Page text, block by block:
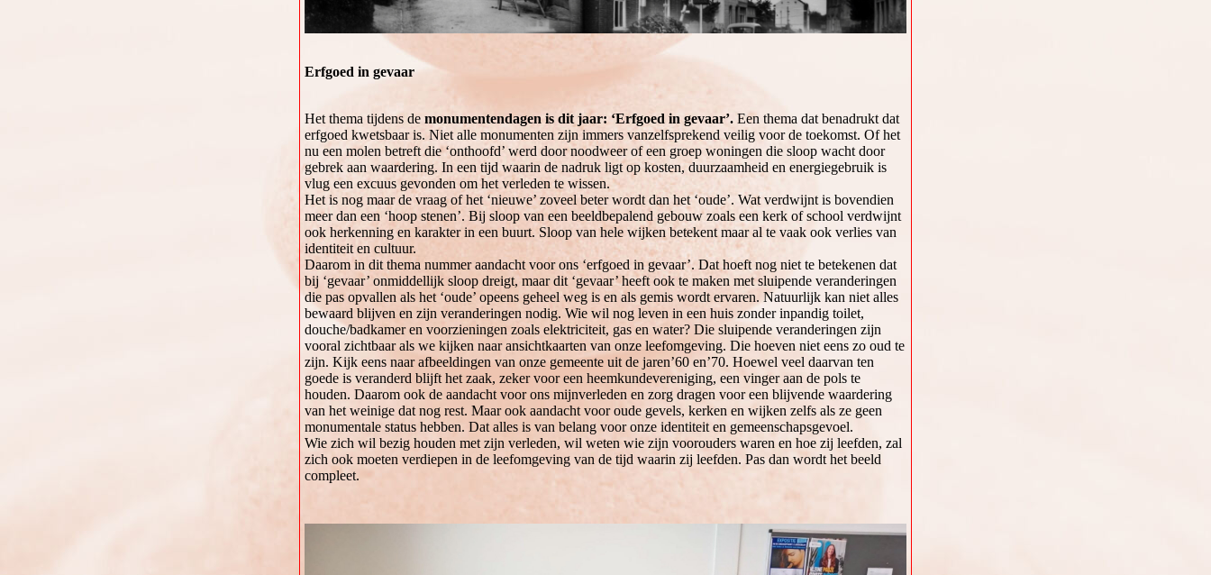
Erfgoed in gevaar
Het thema tijdens de monumentendagen is dit jaar: ‘Erfgoed in gevaar’. Een thema dat benadrukt dat
erfgoed kwetsbaar is. Niet alle monumenten zijn immers vanzelfsprekend veilig voor de toekomst. Of het
nu een molen betreft die ‘onthoofd’ werd door noodweer of een groep woningen die sloop wacht door
gebrek aan waardering. In een tijd waarin de nadruk ligt op kosten, duurzaamheid en energiegebruik is
vlug een excuus gevonden om het verleden te wissen.
Het is nog maar de vraag of het ‘nieuwe’ zoveel beter wordt dan het ‘oude’. Wat verdwijnt is bovendien
meer dan een ‘hoop stenen’. Bij sloop van een beeldbepalend gebouw zoals een kerk of school verdwijnt
ook herkenning en karakter in een buurt. Sloop van hele wijken betekent maar al te vaak ook verlies van
identiteit en cultuur.
Daarom in dit thema nummer aandacht voor ons ‘erfgoed in gevaar’. Dat hoeft nog niet te betekenen dat
bij ‘gevaar’ onmiddellijk sloop dreigt, maar dit ‘gevaar’ heeft ook te maken met sluipende veranderingen
die pas opvallen als het ‘oude’ opeens geheel weg is en als gemis wordt ervaren. Natuurlijk kan niet alles
bewaard blijven en zijn veranderingen nodig. Wie wil nog leven in een huis zonder inpandig toilet,
douche/badkamer en voorzieningen zoals elektriciteit, gas en water? Die sluipende veranderingen zijn
vooral zichtbaar als we kijken naar ansichtkaarten van onze leefomgeving. Die hoeven niet eens zo oud te
zijn. Kijk eens naar afbeeldingen van onze gemeente uit de jaren’60 en’70. Hoewel veel daarvan ten
goede is veranderd blijft het zaak, zeker voor een heemkundevereniging, een vinger aan de pols te
houden. Daarom ook de aandacht voor ons mijnverleden en zorg dragen voor een blijvende waardering
van het weinige dat nog rest. Maar ook aandacht voor oude gevels, kerken en wijken zelfs als ze geen
monumentale status hebben. Dat alles is van belang voor onze identiteit en gemeenschapsgevoel.
Wie zich wil bezig houden met zijn verleden, wil weten wie zijn voorouders waren en hoe zij leefden, zal
zich ook moeten verdiepen in de leefomgeving van de tijd waarin zij leefden. Pas dan wordt het beeld
compleet.